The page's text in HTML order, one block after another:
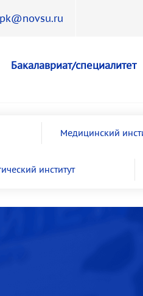
pk@novsu.ru
Бакалавриат/специалитет
Медицинский
институт